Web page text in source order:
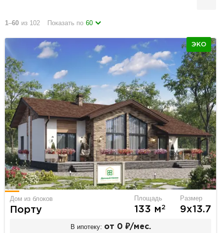
1–60 из 102 Показать по 60
ЭКО
Дом из блоков
Порту
Площадь
133 м2
Размер
9х13.7
В ипотеку: от 0 ₽/мес.